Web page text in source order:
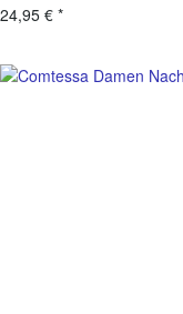
24,95 € *